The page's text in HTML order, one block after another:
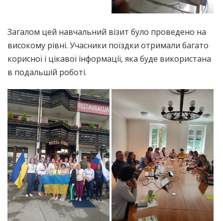
Загалом цей навчальний візит було проведено на
високому рівні. Учасники поїздки отримали багато
корисної і цікавої інформації, яка буде використана
в подальшій роботі.